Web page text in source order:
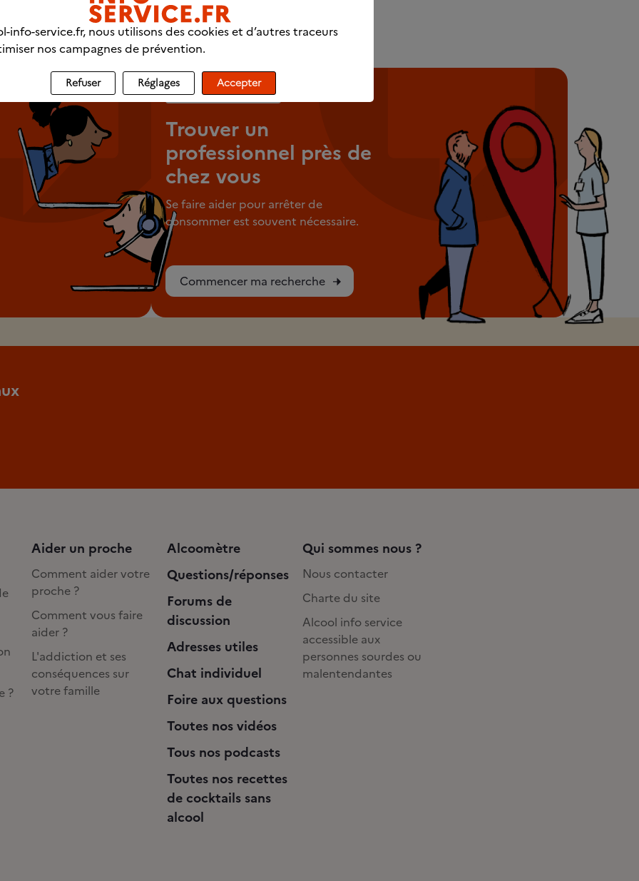
ADRESSES UTILES
Trouver un
professionnel près de
chez vous
Se faire aider pour arrêter de
consommer est souvent nécessaire.
Commencer ma recherche
?
Aider un proche
Comment aider votre
proche ?
Comment vous faire
aider ?
L'addiction et ses
conséquences sur
votre famille
Alcoomètre
Questions/réponses
Forums de
discussion
Adresses utiles
Chat individuel
Foire aux questions
Toutes nos vidéos
Tous nos podcasts
Toutes nos recettes
de cocktails sans
alcool
Qui sommes nous ?
Nous contacter
Charte du site
Alcool info service
accessible aux
personnes sourdes ou
malentendantes
info-service.fr, nous utilisons des cookies et d’autres traceurs
nos campagnes de prévention.
Refuser Réglages Accepter